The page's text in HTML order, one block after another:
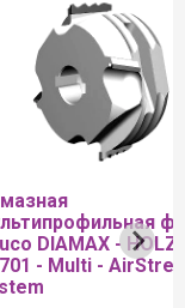
фреза
HER
IDM